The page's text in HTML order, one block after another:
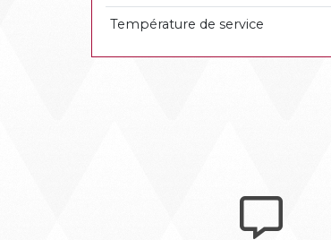
Température de service